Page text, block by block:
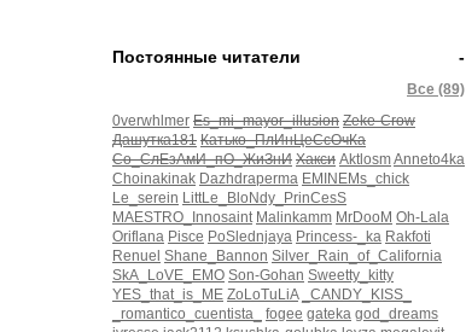
-
Постоянные читатели
Все (89)
0verwhlmer Es_mi_mayor_illusion Zeke-Crow
Дашутка181 Катько_ПлИнЦеСсОчКа
Со_СлЕзАмИ_пО_ЖиЗнИ Хакси AktlosmAnneto4ka
Choinakinak Dazhdraperma EMINEMs_chick
Le_serein LittLe_BloNdy_PrinCesS
MAESTRO_Innosaint Malinkamm MrDooM Oh-Lala
Oriflana Pisce PoSlednjaya Princess-_ka Rakfoti
Renuel Shane_Bannon Silver_Rain_of_California
SkA_LoVE_EMO Son-Gohan Sweetty_kitty
YES_that_is_ME ZoLoTuLiA
_CANDY_KISS_
_romantico_cuentista_
fogee gateka god_dreams